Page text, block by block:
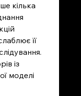
кілька
її
із
моделі